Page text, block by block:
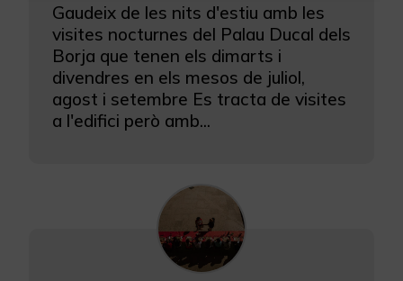
Gaudeix de les nits d'estiu amb les
visites nocturnes del Palau Ducal dels
Borja que tenen els dimarts i
divendres en els mesos de juliol,
agost i setembre Es tracta de visites
a l'edifici però amb...
Configurar Cookies
Més informació